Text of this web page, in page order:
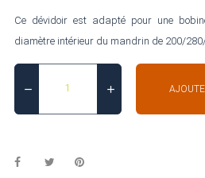
Ce dévidoir est adapté pour une
diamètre intérieur du mandrin de 200/